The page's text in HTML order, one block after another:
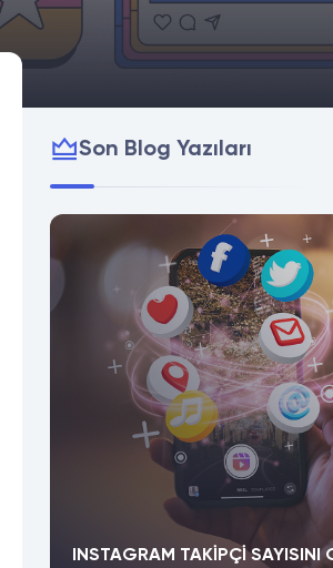
Son Blog Yazıları
INSTAGRAM TAKIPÇI SAYISINI